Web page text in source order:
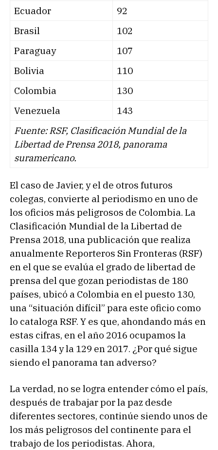
Ecuador
92
Brasil
102
Paraguay
107
Bolivia
110
Colombia
130
Venezuela
143
Fuente: RSF, Clasificación Mundial de la
Libertad de Prensa 2018, panorama
suramericano.
El caso de Javier, y el de otros futuros
colegas, convierte al periodismo en uno de
los oficios más peligrosos de Colombia. La
Clasificación Mundial de la Libertad de
Prensa 2018, una publicación que realiza
anualmente Reporteros Sin Fronteras (RSF)
en el que se evalúa el grado de libertad de
prensa del que gozan periodistas de 180
países, ubicó a Colombia en el puesto 130,
una “situación difícil” para este oficio como
lo cataloga RSF. Y es que, ahondando más en
estas cifras, en el año 2016 ocupamos la
casilla 134 y la 129 en 2017. ¿Por qué sigue
siendo el panorama tan adverso?
La verdad, no se logra entender cómo el país,
después de trabajar por la paz desde
diferentes sectores, continúe siendo unos de
los más peligrosos del continente para el
trabajo de los periodistas. Ahora,